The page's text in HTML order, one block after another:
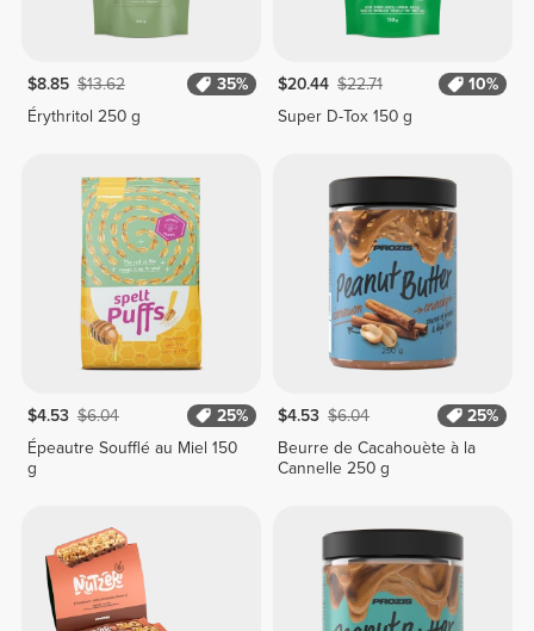
$8.85 $13.62
35%
Érythritol 250 g
$20.44 $22.71
10%
Super D-Tox 150 g
$4.53 $6.04
25%
Épeautre Soufflé au Miel 150
g
$4.53 $6.04
25%
Beurre de Cacahouète à la
Cannelle 250 g